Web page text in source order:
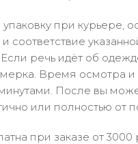
при курьере,
соответствие
речь идёт об
Время осмотра
После вы
или полностью от
при заказе от 3000